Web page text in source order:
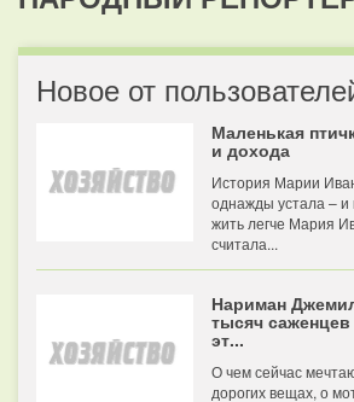
Новое от
Маленькая
и дохода
История Марии
однажды устала – и
жить легче Мария
считала...
Нариман
тысяч
эт...
О чем сейчас
дорогих вещах, о